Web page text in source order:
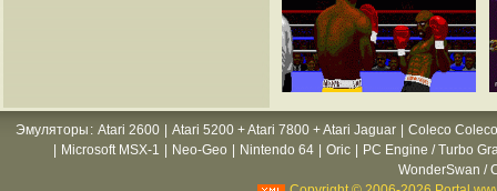
Эмуляторы : Atari 2600 Atari 5200 + Atari 7800 + Atari Jaguar
Coleco
Microsoft MSX-1 Neo-Geo Nintendo 64 Oric
PC Engine / Turbo
WonderSwan /